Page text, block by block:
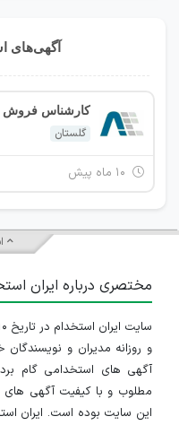
آگهی‌های
کارشناس فروش
گلستان
مختصری درباره ایران
و روزانه مدیران و
آگهی های استخدامی گام
مطلوب و با کیفیت آگهی های
این سایت بوده است. ایران